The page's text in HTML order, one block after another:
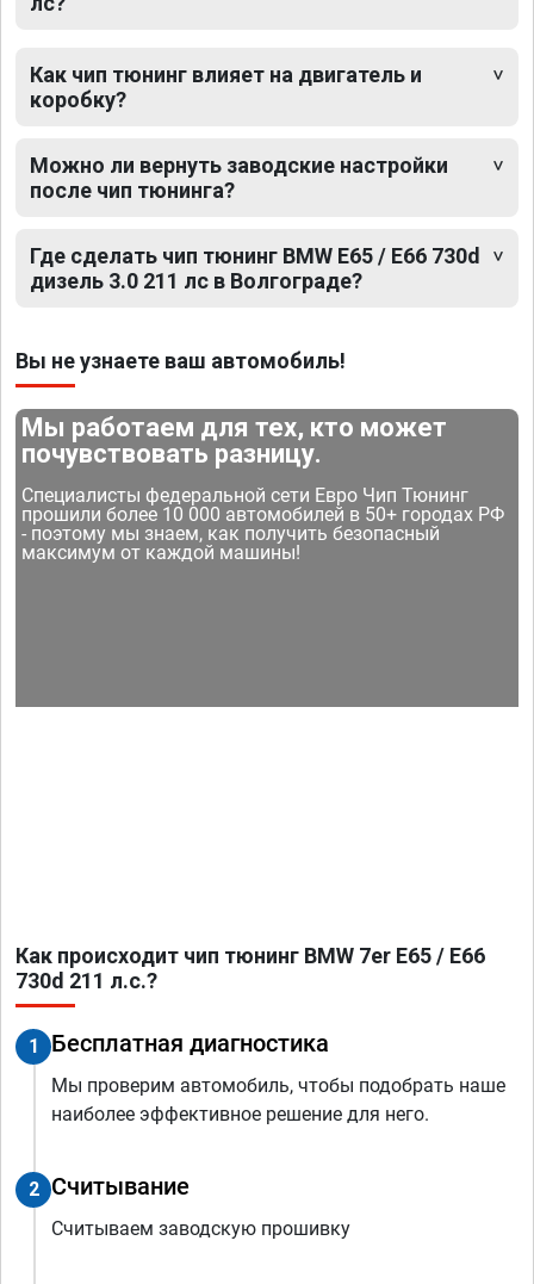
Как чип тюнинг влияет на двигатель и
коробку?
Можно ли вернуть заводские настройки
после чип тюнинга?
Где сделать чип тюнинг BMW E65 / E66 730d
дизель 3.0 211 лс в Волгограде?
Вы не узнаете ваш автомобиль!
Мы работаем для тех, кто может
почувствовать разницу.
Специалисты федеральной сети Евро Чип Тюнинг
прошили более 10 000 автомобилей в 50+ городах РФ
- поэтому мы знаем, как получить безопасный
максимум от каждой машины!
Как происходит чип тюнинг BMW 7er E65 / E66
730d 211 л.с.?
1 Бесплатная диагностика
Мы проверим автомобиль, чтобы подобрать наше
наиболее эффективное решение для него.
2 Считывание
Считываем заводскую прошивку